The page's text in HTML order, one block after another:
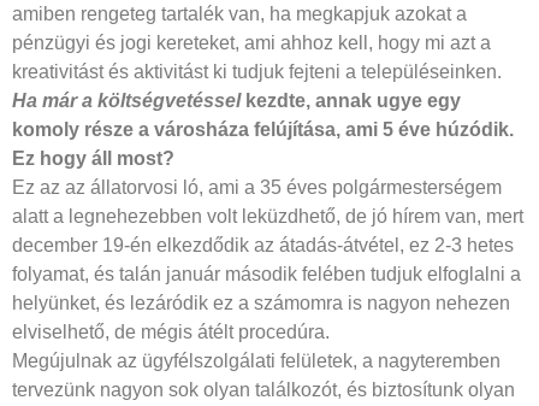
amiben rengeteg tartalék van, ha megkapjuk azokat a
pénzügyi és jogi kereteket, ami ahhoz kell, hogy mi azt a
kreativitást és aktivitást ki tudjuk fejteni a településeinken.
Ha már a költségvetésselkezdte, annak ugye egy
komoly része a városháza felújítása, ami 5 éve húzódik.
Ez hogy áll most?
Ez az az állatorvosi ló, ami a 35 éves polgármesterségem
alatt a legnehezebben volt leküzdhető, de jó hírem van, mert
december 19-én elkezdődik az átadás-átvétel, ez 2-3 hetes
folyamat, és talán január második felében tudjuk elfoglalni a
helyünket, és lezáródik ez a számomra is nagyon nehezen
elviselhető, de mégis átélt procedúra.
Megújulnak az ügyfélszolgálati felületek, a nagyteremben
tervezünk nagyon sok olyan találkozót, és biztosítunk olyan